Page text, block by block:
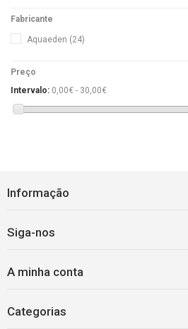
KUHLII
CIPRINÍDEOS (18)
OUTROS(31)
Fabricante
Aquaeden (24)
Preço
Intervalo: 0,00€ - 30,00€
Informação
Siga-nos
A minha conta
Categorias